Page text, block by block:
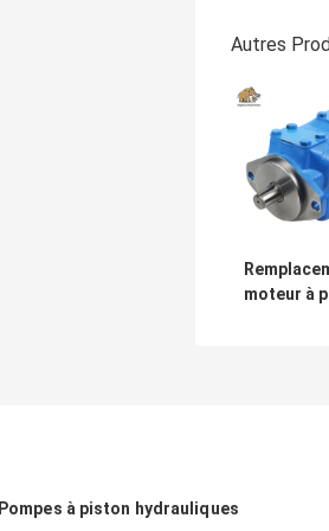
Autres
moteur à
Pompes à piston hydrauliques